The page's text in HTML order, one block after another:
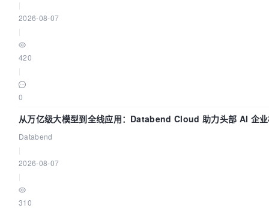
2026-08-07
420
0
从万亿级大模型到全线应用：Databend Cloud 助力头部 AI 企
Trace 数据管道
Databend
2026-08-07
310